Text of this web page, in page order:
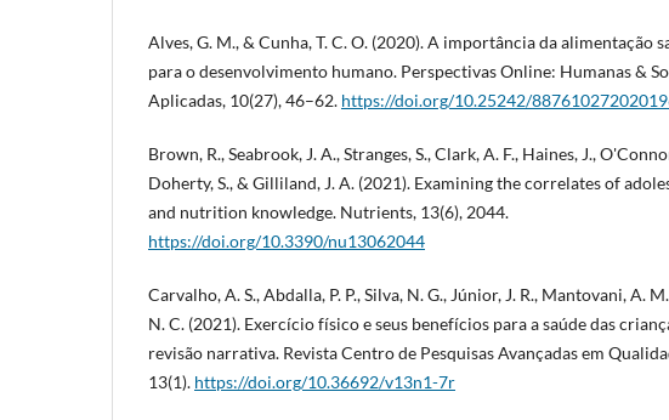
Alves, G. M., & Cunha, T. C. O. (2020). A importância da alimentação
para o desenvolvimento humano. Perspectivas Online: Humanas &
Aplicadas, 10(27), 46–62. https://doi.org/10.25242/
Brown, R., Seabrook, J. A., Stranges, S., Clark, A. F., Haines, J.,
Doherty, S., & Gilliland, J. A. (2021). Examining the correlates of
and nutrition knowledge. Nutrients, 13(6), 2044.
https://doi.org/10.3390/nu13062044
Carvalho, A. S., Abdalla, P. P., Silva, N. G., Júnior, J. R., Mantovani, A.
N. C. (2021). Exercício físico e seus benefícios para a saúde das
revisão narrativa. Revista Centro de Pesquisas Avançadas em
13(1). https://doi.org/10.36692/v13n1-7r